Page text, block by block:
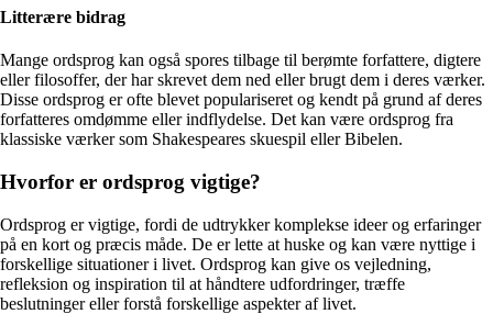
Litterære bidrag
Mange ordsprog kan også spores tilbage til berømte forfattere, digtere
eller filosoffer, der har skrevet dem ned eller brugt dem i deres værker.
Disse ordsprog er ofte blevet populariseret og kendt på grund af deres
forfatteres omdømme eller indflydelse. Det kan være ordsprog fra
klassiske værker som Shakespeares skuespil eller Bibelen.
Hvorfor er ordsprog vigtige?
Ordsprog er vigtige, fordi de udtrykker komplekse ideer og erfaringer
på en kort og præcis måde. De er lette at huske og kan være nyttige i
forskellige situationer i livet. Ordsprog kan give os vejledning,
refleksion og inspiration til at håndtere udfordringer, træffe
beslutninger eller forstå forskellige aspekter af livet.